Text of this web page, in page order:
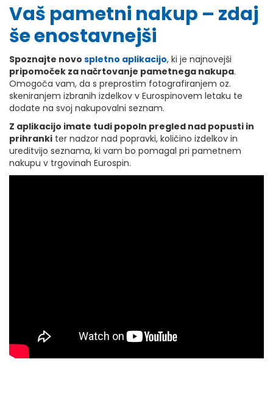
Vaš pametni nakup – zdaj
še enostavnejši
Spoznajte novo spletno aplikacijo, ki je najnovejši
pripomoček za načrtovanje pametnega nakupa.
Omogoča vam, da s preprostim fotografiranjem oz.
skeniranjem izbranih izdelkov v Eurospinovem letaku te
dodate na svoj nakupovalni seznam.
Z aplikacijo imate tudi popoln pregled nad popusti in
prihranki ter nadzor nad popravki, količino izdelkov in
ureditvijo seznama, ki vam bo pomagal pri pametnem
nakupu v trgovinah Eurospin.